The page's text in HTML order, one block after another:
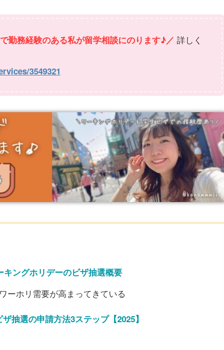
勤務経験のある私が留学相談にのります♪／ 詳しく
3549321
キングホリデーのビザ抽選概要
ーホリ需要が高まってきている
抽選の申請方法3ステップ【2025】